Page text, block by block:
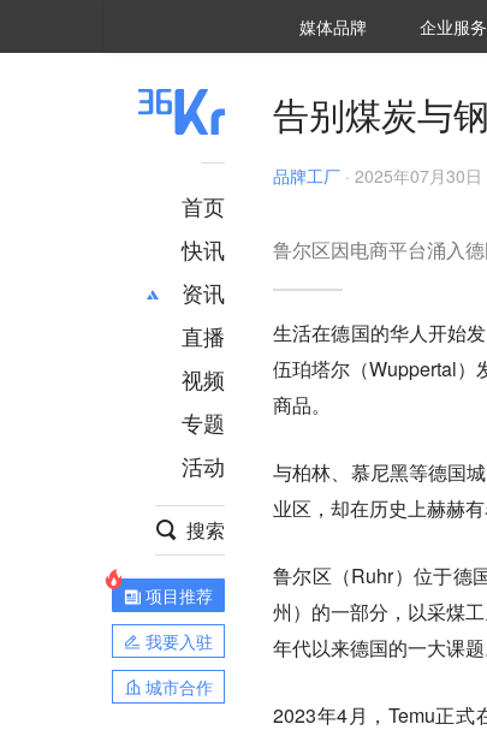
媒体品牌 36Kr研究院
企业服务
首页
快讯
资讯
推荐
财经
项目推荐
安徽
直播
视频
专题
活动
搜索
项目推荐
我要入驻
城市合作
告别煤炭与
品牌工厂 · 2025年07月30日
鲁尔区因电商平台涌入
生活在德国的华人开始
伍珀塔尔（Wuppertal）
商品。
与柏林、慕尼黑等德国
业区，却在历史上赫赫有
鲁尔区（Ruhr）位于德
州）的一部分，以采煤
年代以来德国的一大课
2023年4月，Temu正式